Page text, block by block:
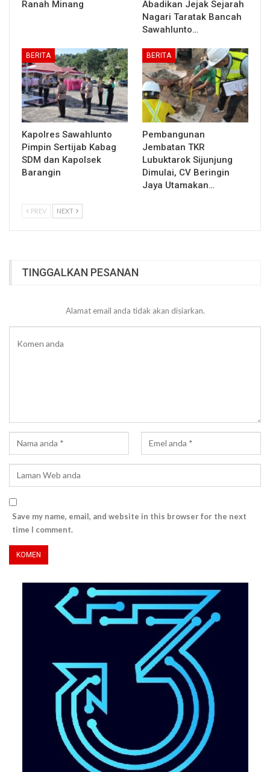
Ranah Minang
Abadikan Jejak Sejarah
Nagari Taratak Bancah
Sawahlunto…
BERITA
Kapolres Sawahlunto
Pimpin Sertijab Kabag
SDM dan Kapolsek
Barangin
BERITA
Pembangunan
Jembatan TKR
Lubuktarok Sijunjung
Dimulai, CV Beringin
Jaya Utamakan…
PREV NEXT
TINGGALKAN PESANAN
Alamat email anda tidak akan disiarkan.
Save my name, email, and website in this browser for the next
time I comment.